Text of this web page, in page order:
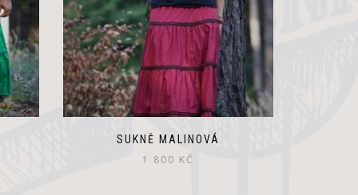
SUKNĚ MALINOVÁ
1 800 KČ